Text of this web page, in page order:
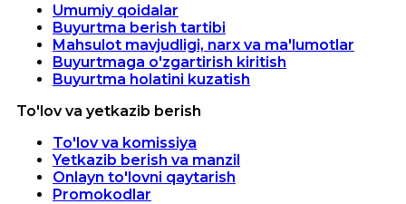
Umumiy qoidalar
Buyurtma berish tartibi
Mahsulot mavjudligi, narx va ma'lumotlar
Buyurtmaga o'zgartirish kiritish
Buyurtma holatini kuzatish
To'lov va yetkazib berish
To'lov va komissiya
Yetkazib berish va manzil
Onlayn to'lovni qaytarish
Promokodlar